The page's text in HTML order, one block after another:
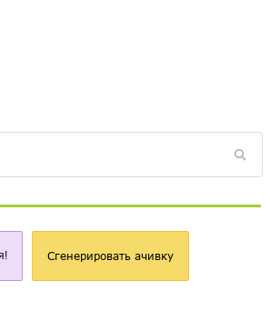
Сгенерировать ачивку